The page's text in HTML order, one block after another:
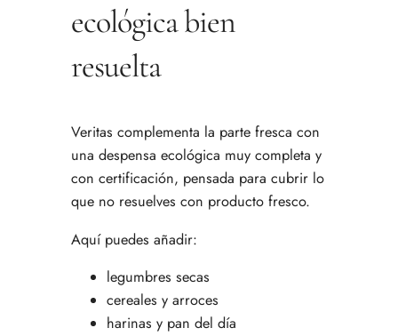
ecológica bien
resuelta
Veritas complementa la parte fresca con
una despensa ecológica muy completa y
con certificación, pensada para cubrir lo
que no resuelves con producto fresco.
Aquí puedes añadir:
legumbres secas
cereales y arroces
harinas y pan del día